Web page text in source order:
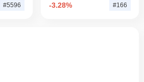
#5596 -3.28% #166